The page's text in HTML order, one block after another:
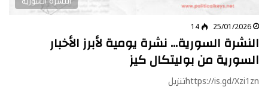
25/01/2026
14
النشرة السورية… نشرة يومية لأبرز الأخبار
السورية من بوليتكال كيز
https://is.gd/Xzi1znتنزيل